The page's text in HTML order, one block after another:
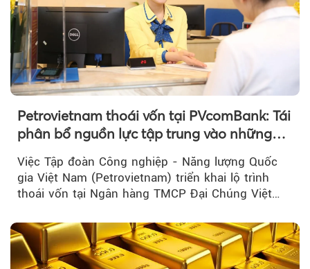
Petrovietnam thoái vốn tại PVcomBank: Tái
phân bổ nguồn lực tập trung vào những
Việc Tập đoàn Công nghiệp - Năng lượng Quốc
gia Việt Nam (Petrovietnam) triển khai lộ trình
thoái vốn tại Ngân hàng TMCP Đại Chúng Việt